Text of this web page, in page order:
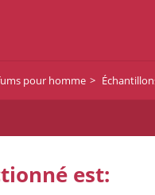
pour homme
est: